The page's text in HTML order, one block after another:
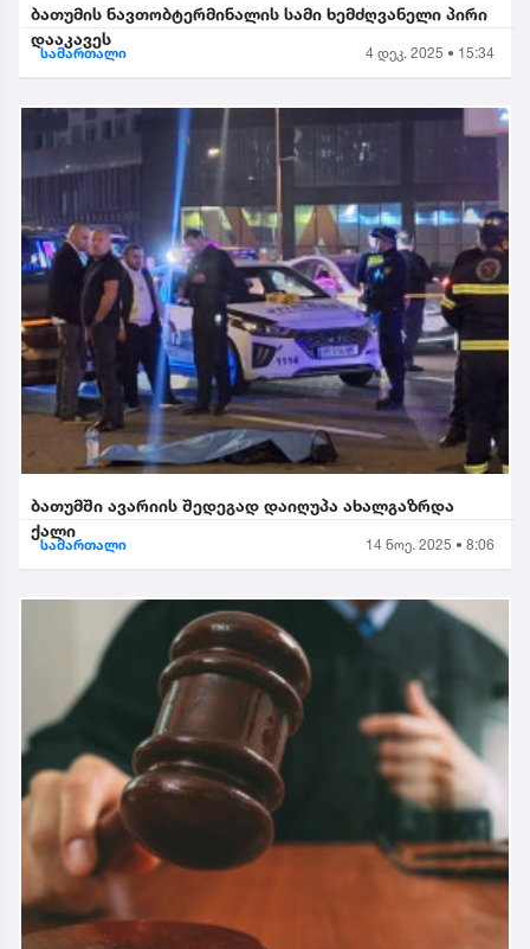
ბათუმის ნავთობტერმინალის სამი ხემძღვანელი პირი
დააკავეს
სამართალი 4 დეკ. 2025 • 15:34
ბათუმში ავარიის შედეგად დაიღუპა ახალგაზრდა
ქალი
სამართალი 14 ნოე. 2025 • 8:06